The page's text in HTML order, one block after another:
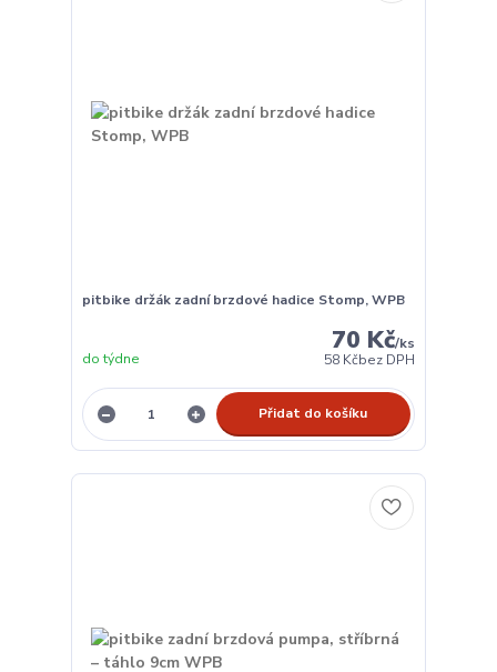
pitbike držák zadní brzdové hadice Stomp, WPB
70 Kč/ks
58 Kčbez DPH
do týdne
Přidat do košíku